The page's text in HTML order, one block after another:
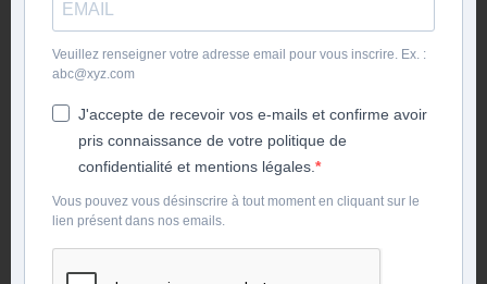
Veuillez renseigner votre adresse email pour vous inscrire. Ex. :
abc@xyz.com
J'accepte de recevoir vos e-mails et confirme avoir
pris connaissance de votre politique de
confidentialité et mentions légales.
Vous pouvez vous désinscrire à tout moment en cliquant sur le
lien présent dans nos emails.